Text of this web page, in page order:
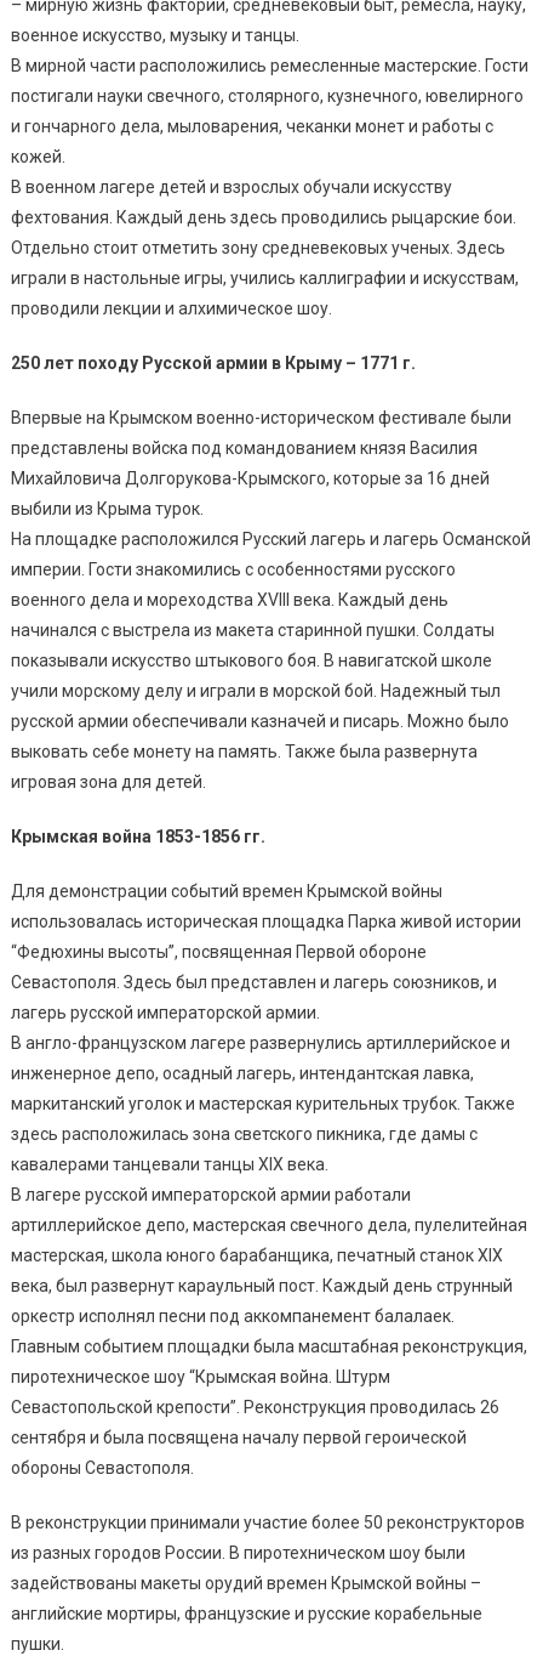
– мирную жизнь факторий, средневековый быт, ремесла, науку,
военное искусство, музыку и танцы.
В мирной части расположились ремесленные мастерские. Гости
постигали науки свечного, столярного, кузнечного, ювелирного
и гончарного дела, мыловарения, чеканки монет и работы с
кожей.
В военном лагере детей и взрослых обучали искусству
фехтования. Каждый день здесь проводились рыцарские бои.
Отдельно стоит отметить зону средневековых ученых. Здесь
играли в настольные игры, учились каллиграфии и искусствам,
проводили лекции и алхимическое шоу.
250 лет походу Русской армии в Крыму – 1771 г.
Впервые на Крымском военно-историческом фестивале были
представлены войска под командованием князя Василия
Михайловича Долгорукова-Крымского, которые за 16 дней
выбили из Крыма турок.
На площадке расположился Русский лагерь и лагерь Османской
империи. Гости знакомились с особенностями русского
военного дела и мореходства XVIII века. Каждый день
начинался с выстрела из макета старинной пушки. Солдаты
показывали искусство штыкового боя. В навигатской школе
учили морскому делу и играли в морской бой. Надежный тыл
русской армии обеспечивали казначей и писарь. Можно было
выковать себе монету на память. Также была развернута
игровая зона для детей.
Крымская война 1853-1856 гг.
Для демонстрации событий времен Крымской войны
использовалась историческая площадка Парка живой истории
“Федюхины высоты”, посвященная Первой обороне
Севастополя. Здесь был представлен и лагерь союзников, и
лагерь русской императорской армии.
В англо-французском лагере развернулись артиллерийское и
инженерное депо, осадный лагерь, интендантская лавка,
маркитанский уголок и мастерская курительных трубок. Также
здесь расположилась зона светского пикника, где дамы с
кавалерами танцевали танцы XIX века.
В лагере русской императорской армии работали
артиллерийское депо, мастерская свечного дела, пулелитейная
мастерская, школа юного барабанщика, печатный станок XIX
века, был развернут караульный пост. Каждый день струнный
оркестр исполнял песни под аккомпанемент балалаек.
Главным событием площадки была масштабная реконструкция,
пиротехническое шоу “Крымская война. Штурм
Севастопольской крепости”. Реконструкция проводилась 26
сентября и была посвящена началу первой героической
обороны Севастополя.
В реконструкции принимали участие более 50 реконструкторов
из разных городов России. В пиротехническом шоу были
задействованы макеты орудий времен Крымской войны –
английские мортиры, французские и русские корабельные
пушки.